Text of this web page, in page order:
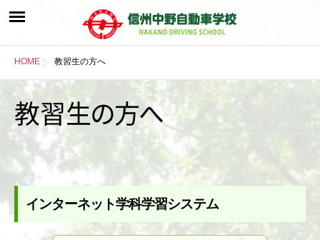
HOME 教習生の方へ
教習生の方へ
インターネット学科学習システム